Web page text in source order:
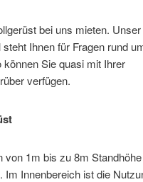
bei uns mieten. Unser
Ihnen für Fragen rund
Sie quasi mit Ihrer
verfügen.
von 1m bis zu 8m Standhöhe
Innenbereich ist die